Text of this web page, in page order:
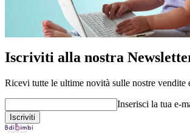
Iscriviti alla nostra
Ricevi tutte le ultime novità sulle nostre vendite
Inserisci la tua e-